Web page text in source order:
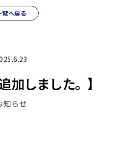
覧へ戻る
加しました。】
知らせ